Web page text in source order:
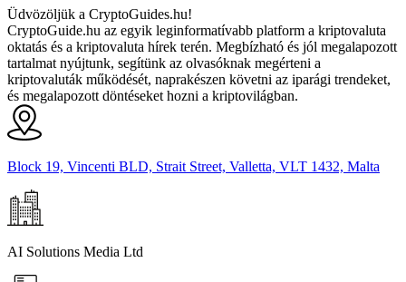
Üdvözöljük a CryptoGuides.hu!
CryptoGuide.hu az egyik leginformatívabb platform a kriptovaluta
oktatás és a kriptovaluta hírek terén. Megbízható és jól megalapozott
tartalmat nyújtunk, segítünk az olvasóknak megérteni a
kriptovaluták működését, naprakészen követni az iparági trendeket,
és megalapozott döntéseket hozni a kriptovilágban.
Block 19, Vincenti BLD, Strait Street, Valletta, VLT 1432, Malta
AI Solutions Media Ltd